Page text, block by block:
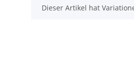
x
Dieser Artikel hat